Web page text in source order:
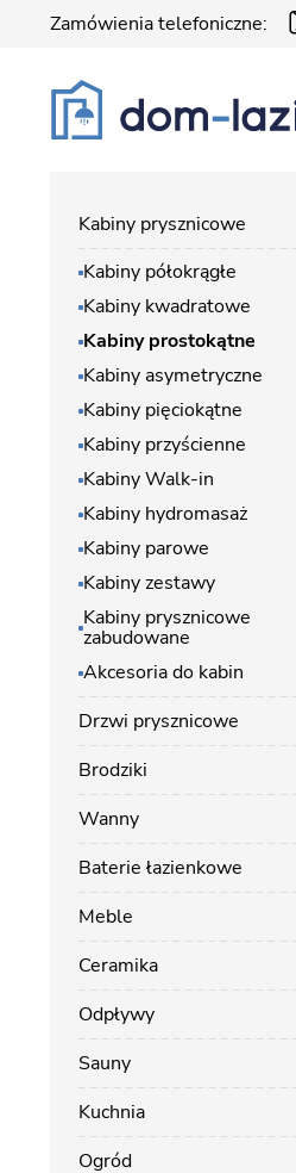
Zamówienia telefoniczne:
Kabiny prysznicowe
Kabiny półokrągłe
Kabiny kwadratowe
Kabiny prostokątne
Kabiny asymetryczne
Kabiny pięciokątne
Kabiny przyścienne
Kabiny Walk-in
Kabiny hydromasaż
Kabiny parowe
Kabiny zestawy
Kabiny prysznicowe
zabudowane
Akcesoria do kabin
Drzwi prysznicowe
Brodziki
Wanny
Baterie łazienkowe
Meble
Ceramika
Odpływy
Sauny
Kuchnia
Ogród